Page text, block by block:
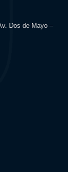
Dos de Mayo –